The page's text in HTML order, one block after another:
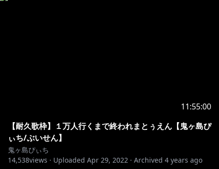
11:55:00
【耐久歌枠】１万人行くまで終われまとぅえん【鬼ヶ島ぴ
ぃち/ぶいせん】
鬼ヶ島ぴぃち
14,538views · Uploaded Apr 29, 2022 · Archived 4 years ago